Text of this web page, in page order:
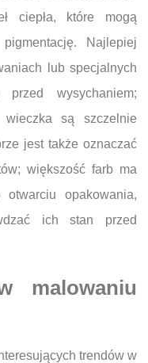
ciepła, które mogą
Najlepiej
lub specjalnych
przed wysychaniem;
są szczelnie
jest także oznaczać
większość farb ma
opakowania,
ich stan przed
malowaniu
trendów w